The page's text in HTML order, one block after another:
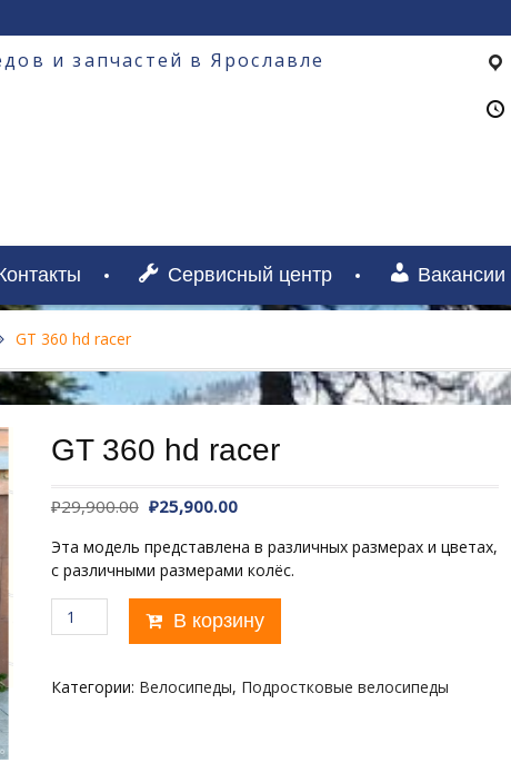
и запчастей в Ярославле
Сервисный центр Вакансии
GT 360 hd racer
GT 360 hd racer
₽29,900.00 Первоначальная
составляла
₽29,900.00.
₽25,900.00
₽25,900.00.
Эта модель представлена в различных размерах и цветах,
с различными размерами колёс.
Количество
товара
360
В корзину
Категории: Велосипеды, Подростковые велосипеды